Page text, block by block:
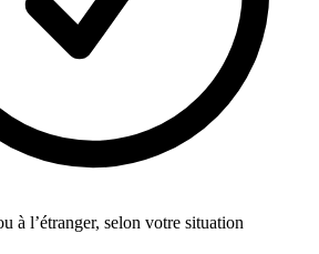
à l’étranger, selon votre situation